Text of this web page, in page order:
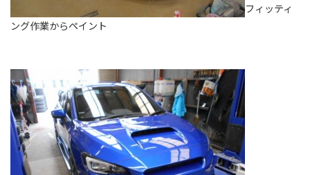
フィッティ
ング作業からペイント